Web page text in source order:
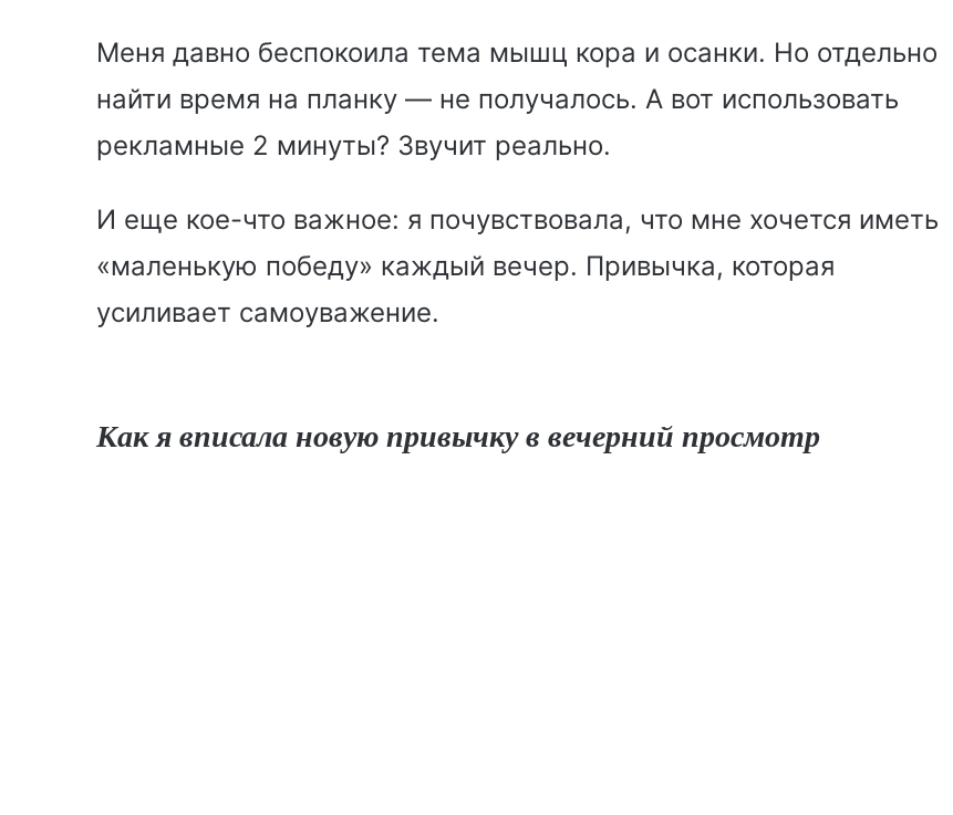
Меня давно беспокоила тема мышц кора и осанки. Но отдельно
найти время на планку — не получалось. А вот использовать
рекламные 2 минуты? Звучит реально.
И еще кое-что важное: я почувствовала, что мне хочется иметь
«маленькую победу» каждый вечер. Привычка, которая
усиливает самоуважение.
Как я вписала новую привычку в вечерний просмотр